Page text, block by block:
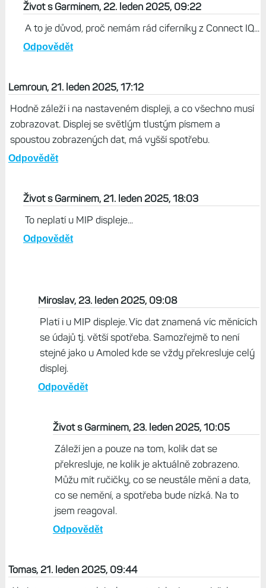
Život s Garminem, 22. leden 2025, 09:22
A to je důvod, proč nemám rád ciferníky z Connect IQ...
Odpovědět
Lemroun, 21. leden 2025, 17:12
Hodně záleží i na nastaveném displeji, a co všechno musí
zobrazovat. Displej se světlým tlustým písmem a
spoustou zobrazených dat, má vyšší spotřebu.
Odpovědět
Život s Garminem, 21. leden 2025, 18:03
To neplatí u MIP displeje...
Odpovědět
Miroslav, 23. leden 2025, 09:08
Platí i u MIP displeje. Víc dat znamená víc měnících
se údajů tj. větší spotřeba. Samozřejmě to není
stejné jako u Amoled kde se vždy překresluje celý
displej.
Odpovědět
Život s Garminem, 23. leden 2025, 10:05
Záleží jen a pouze na tom, kolik dat se
překresluje, ne kolik je aktuálně zobrazeno.
Můžu mít ručičky, co se neustále mění a data,
co se nemění, a spotřeba bude nízká. Na to
jsem reagoval.
Odpovědět
Tomas, 21. leden 2025, 09:44